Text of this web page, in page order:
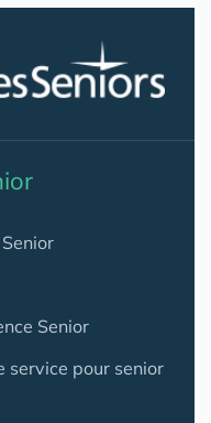
Senior
service pour senior